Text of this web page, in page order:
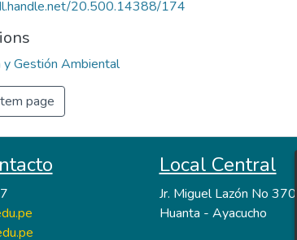
20.500.14388/174
y Gestión Ambiental
page
Local Central
Jr. Miguel Lazón No 370
Huanta - Ayacucho